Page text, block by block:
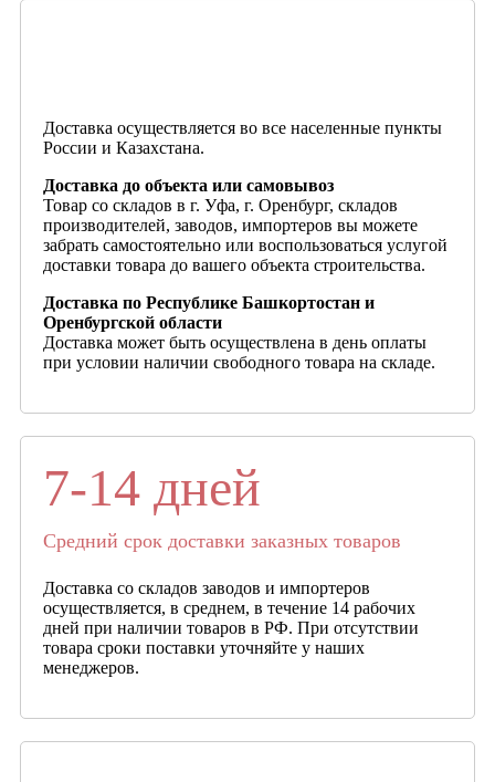
Доставка осуществляется во все населенные пункты
России и Казахстана.
Доставка до объекта или самовывоз
Товар со складов в г. Уфа, г. Оренбург, складов
производителей, заводов, импортеров вы можете
забрать самостоятельно или воспользоваться услугой
доставки товара до вашего объекта строительства.
Доставка по Республике Башкортостан и
Оренбургской области
Доставка может быть осуществлена в день оплаты
при условии наличии свободного товара на складе.
7-14 дней
Средний срок доставки заказных товаров
Доставка со складов заводов и импортеров
осуществляется, в среднем, в течение 14 рабочих
дней при наличии товаров в РФ. При отсутствии
товара сроки поставки уточняйте у наших
менеджеров.